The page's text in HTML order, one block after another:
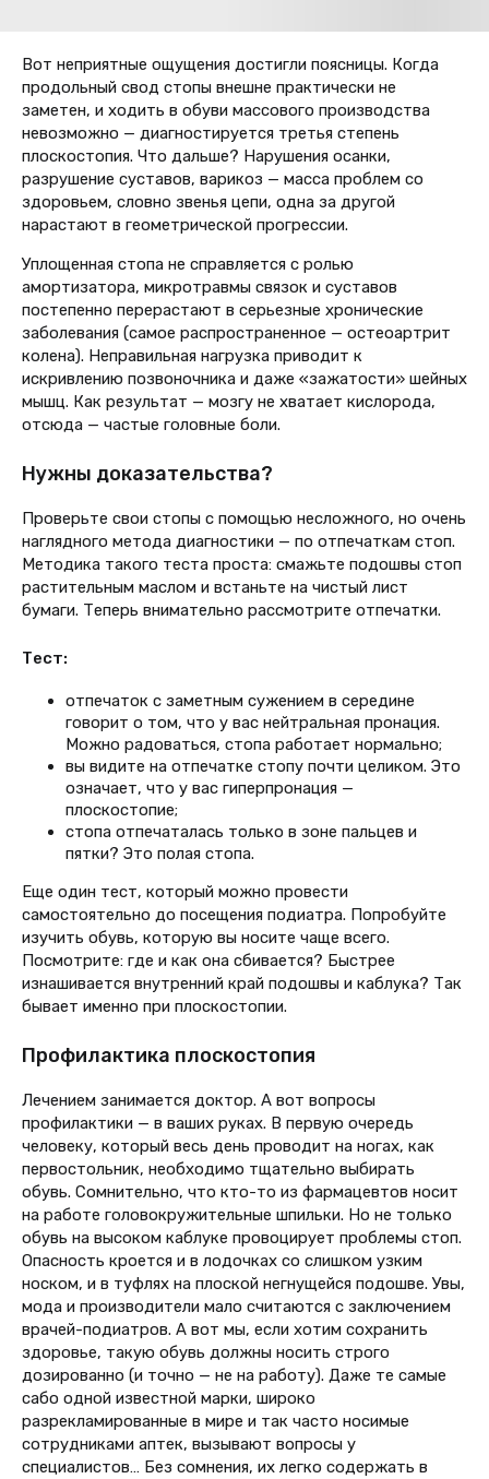
Вот неприятные ощущения достигли поясницы. Когда
продольный свод стопы внешне практически не
заметен, и ходить в обуви массового производства
невозможно — диагностируется третья степень
плоскостопия. Что дальше? Нарушения осанки,
разрушение суставов, варикоз — масса проблем со
здоровьем, словно звенья цепи, одна за другой
нарастают в геометрической прогрессии.
Уплощенная стопа не справляется с ролью
амортизатора, микротравмы связок и суставов
постепенно перерастают в серьезные хронические
заболевания (самое распространенное — остеоартрит
колена). Неправильная нагрузка приводит к
искривлению позвоночника и даже «зажатости» шейных
мышц. Как результат — мозгу не хватает кислорода,
отсюда — частые головные боли.
Нужны доказательства?
Проверьте свои стопы с помощью несложного, но очень
наглядного метода диагностики — по отпечаткам стоп.
Методика такого теста проста: смажьте подошвы стоп
растительным маслом и встаньте на чистый лист
бумаги. Теперь внимательно рассмотрите отпечатки.
Тест:
отпечаток с заметным сужением в середине
говорит о том, что у вас нейтральная пронация.
Можно радоваться, стопа работает нормально;
вы видите на отпечатке стопу почти целиком. Это
означает, что у вас гиперпронация —
плоскостопие;
стопа отпечаталась только в зоне пальцев и
пятки? Это полая стопа.
Еще один тест, который можно провести
самостоятельно до посещения подиатра. Попробуйте
изучить обувь, которую вы носите чаще всего.
Посмотрите: где и как она сбивается? Быстрее
изнашивается внутренний край подошвы и каблука? Так
бывает именно при плоскостопии.
Профилактика плоскостопия
Лечением занимается доктор. А вот вопросы
профилактики — в ваших руках. В первую очередь
человеку, который весь день проводит на ногах, как
первостольник, необходимо тщательно выбирать
обувь. Сомнительно, что кто-то из фармацевтов носит
на работе головокружительные шпильки. Но не только
обувь на высоком каблуке провоцирует проблемы стоп.
Опасность кроется и в лодочках со слишком узким
носком, и в туфлях на плоской негнущейся подошве. Увы,
мода и производители мало считаются с заключением
врачей-подиатров. А вот мы, если хотим сохранить
здоровье, такую обувь должны носить строго
дозированно (и точно — не на работу). Даже те самые
сабо одной известной марки, широко
разрекламированные в мире и так часто носимые
сотрудниками аптек, вызывают вопросы у
специалистов… Без сомнения, их легко содержать в